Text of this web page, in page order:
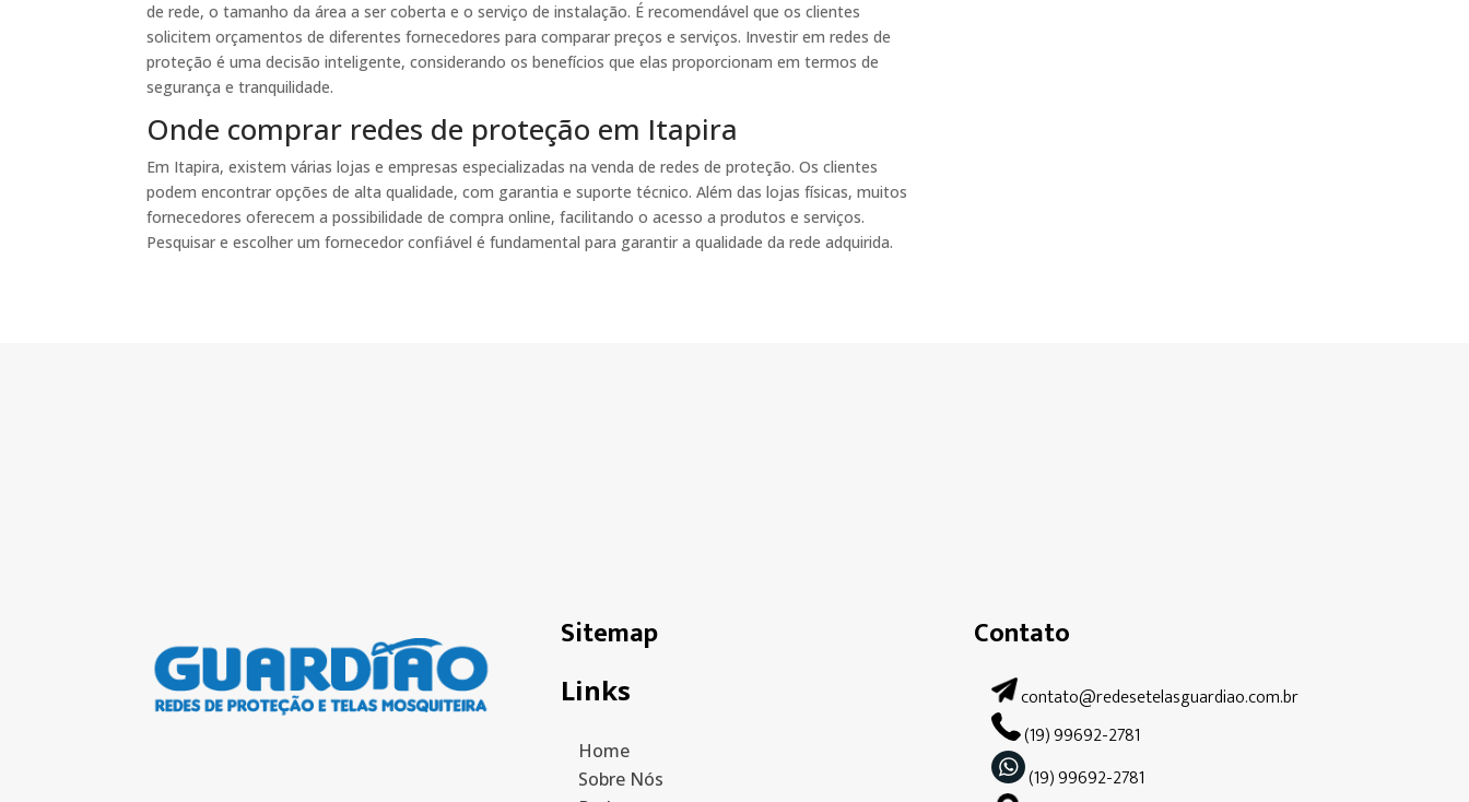
de rede, o tamanho da área a ser coberta e o serviço de instalação. É recomendável que os clientes
solicitem orçamentos de diferentes fornecedores para comparar preços e serviços. Investir em redes de
proteção é uma decisão inteligente, considerando os benefícios que elas proporcionam em termos de
segurança e tranquilidade.
Onde comprar redes de proteção em Itapira
Em Itapira, existem várias lojas e empresas especializadas na venda de redes de proteção. Os clientes
podem encontrar opções de alta qualidade, com garantia e suporte técnico. Além das lojas físicas, muitos
fornecedores oferecem a possibilidade de compra online, facilitando o acesso a produtos e serviços.
Pesquisar e escolher um fornecedor confiável é fundamental para garantir a qualidade da rede adquirida.
Sitemap
Links
Home
Sobre Nós
Contato
contato@redesetelasguardiao.com.br
(19) 99692-2781
(19) 99692-2781